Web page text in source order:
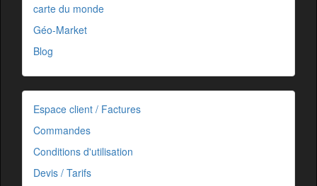
carte du monde
Géo-Market
Blog
Espace client / Factures
Commandes
Conditions d'utilisation
Devis / Tarifs